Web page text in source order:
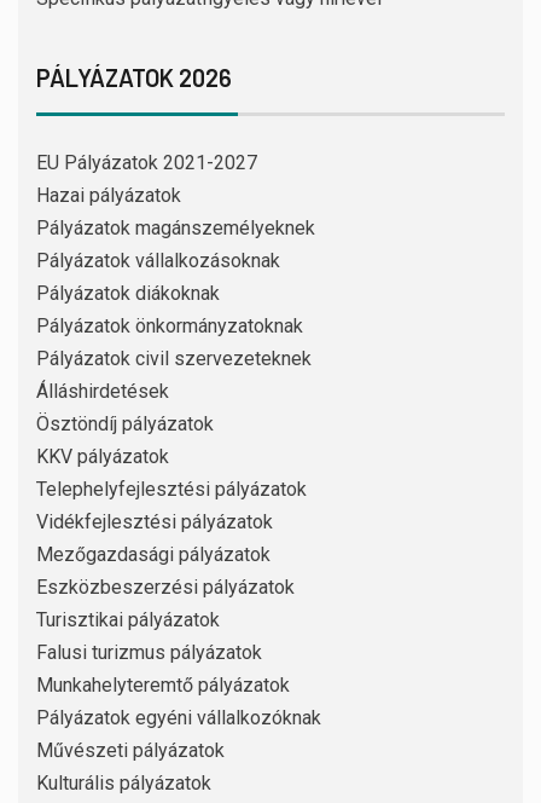
PÁLYÁZATOK 2026
EU Pályázatok 2021-2027
Hazai pályázatok
Pályázatok magánszemélyeknek
Pályázatok vállalkozásoknak
Pályázatok diákoknak
Pályázatok önkormányzatoknak
Pályázatok civil szervezeteknek
Álláshirdetések
Ösztöndíj pályázatok
KKV pályázatok
Telephelyfejlesztési pályázatok
Vidékfejlesztési pályázatok
Mezőgazdasági pályázatok
Eszközbeszerzési pályázatok
Turisztikai pályázatok
Falusi turizmus pályázatok
Munkahelyteremtő pályázatok
Pályázatok egyéni vállalkozóknak
Művészeti pályázatok
Kulturális pályázatok